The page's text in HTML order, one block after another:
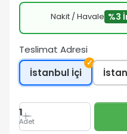
Nakit / Havale %3
Teslimat Adresi
İstanbul İçi
✓
1
Adet